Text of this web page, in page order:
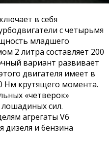
в себя
с четырьмя
младшего
2 литра составляет 200
вариант развивает
двигателя имеет в
Нм крутящего момента.
«четверок»
лошадиных сил.
агрегаты V6
дизеля и бензина